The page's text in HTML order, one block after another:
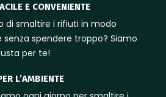
E CONVENIENTE
di smaltire i rifiuti in modo
senza spendere troppo? Siamo
per te!
L’AMBIENTE